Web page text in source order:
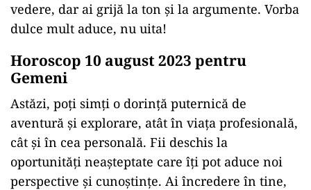
vedere, dar ai grijă la ton și la argumente. Vorba
dulce mult aduce, nu uita!
Horoscop 10 august 2023 pentru
Gemeni
Astăzi, poți simți o dorință puternică de
aventură și explorare, atât în viața profesională,
cât și în cea personală. Fii deschis la
oportunități neașteptate care îți pot aduce noi
perspective și cunoștințe. Ai încredere în tine,